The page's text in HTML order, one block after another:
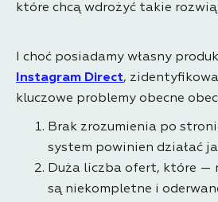
które chcą wdrożyć takie
I choć posiadamy własny
Instagram Direct,
kluczowe problemy obecne
Brak zrozumienia po
system powinien działać
Duża liczba ofert, które —
są niekompletne i